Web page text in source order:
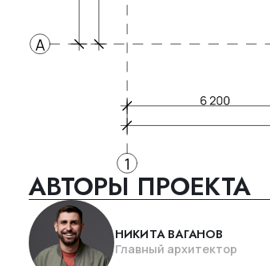
АВТОРЫ ПРОЕКТА
НИКИТА ВАГАНОВ
Главный архитектор
ДАНИЛ МАСЛОВ
Инженер-проектировщик
конструкций деревянных